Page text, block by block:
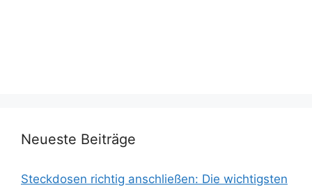
Neueste Beiträge
Steckdosen richtig anschließen: Die wichtigsten